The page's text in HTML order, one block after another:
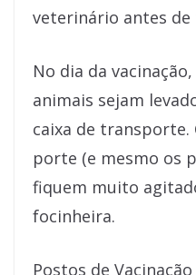
veterinário antes de
No dia da
animais sejam
caixa de transporte.
porte (e mesmo os
fiquem muito
focinheira.
Postos de